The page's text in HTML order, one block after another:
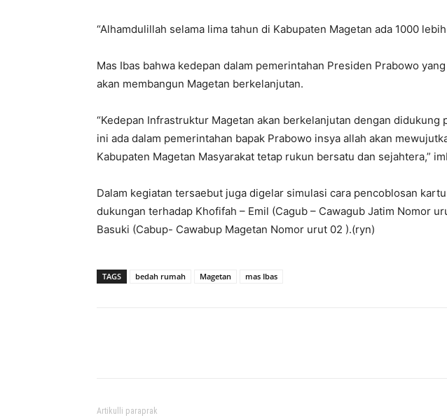
“Alhamdulillah selama lima tahun di Kabupaten Magetan ada 1000
Mas Ibas bahwa kedepan dalam pemerintahan Presiden Prabowo
akan membangun Magetan berkelanjutan.
“Kedepan Infrastruktur Magetan akan berkelanjutan dengan didukung
ini ada dalam pemerintahan bapak Prabowo insya allah akan
Kabupaten Magetan Masyarakat tetap rukun bersatu dan sejahtera,”
Dalam kegiatan tersaebut juga digelar simulasi cara pencoblosan
dukungan terhadap Khofifah – Emil (Cagub – Cawagub Jatim Nomor
Basuki (Cabup- Cawabup Magetan Nomor urut 02 ).(ryn)
TAGS bedah rumah Magetan mas Ibas
Artikulli paraprak